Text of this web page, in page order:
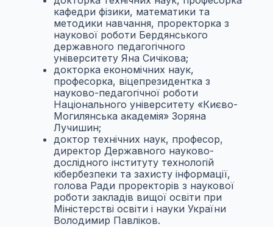
кафедри фізики, математики та
методики навчання, проректорка з
наукової роботи Бердянського
державного педагогічного
університету Яна Сичікова;
докторка економічних наук,
професорка, віцепрезидентка з
науково-педагогічної роботи
Національного університету «Києво-
Могилянська академія» Зоряна
Лучишин;
доктор технічних наук, професор,
директор Державного науково-
дослідного інституту технологій
кібербезпеки та захисту інформації,
голова Ради проректорів з наукової
роботи закладів вищої освіти при
Міністерстві освіти і науки України
Володимир Павліков.